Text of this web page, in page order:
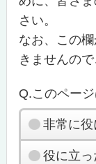
さい。
なお、この
きませんの
Q.このペー
非常に役
役に立っ